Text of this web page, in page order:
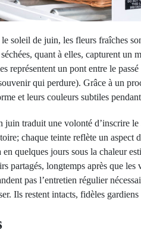
soleil de juin, les fleurs fraîches
quant à elles, capturent un
représentent un pont entre le
qui perdure). Grâce à un
et leurs couleurs subtiles
juin traduit une volonté d’inscrire
chaque teinte reflète un aspect
quelques jours sous la chaleur
partagés, longtemps après que
pas l’entretien régulier
Ils restent intacts, fidèles